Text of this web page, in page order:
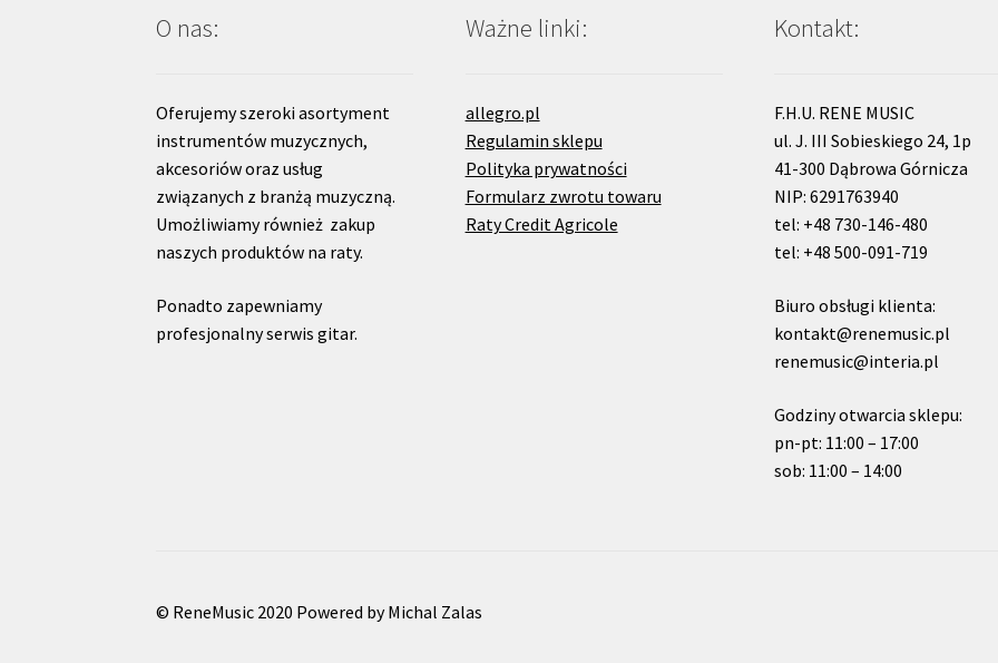
O nas:
Oferujemy szeroki asortyment
instrumentów muzycznych,
akcesoriów oraz usług
związanych z branżą muzyczną.
Umożliwiamy również zakup
naszych produktów na raty.
Ponadto zapewniamy
profesjonalny serwis gitar.
Ważne linki:
allegro.pl
Regulamin sklepu
Polityka prywatności
Formularz zwrotu towaru
Raty Credit Agricole
Kontakt:
F.H.U. RENE MUSIC
ul. J. III Sobieskiego 24, 1p
41-300 Dąbrowa Górnicza
NIP: 6291763940
tel: +48 730-146-480
tel: +48 500-091-719
Biuro obsługi klienta:
kontakt@renemusic.pl
renemusic@interia.pl
Godziny otwarcia sklepu:
pn-pt: 11:00 – 17:00
sob: 11:00 – 14:00
© ReneMusic 2020 Powered by Michal Zalas